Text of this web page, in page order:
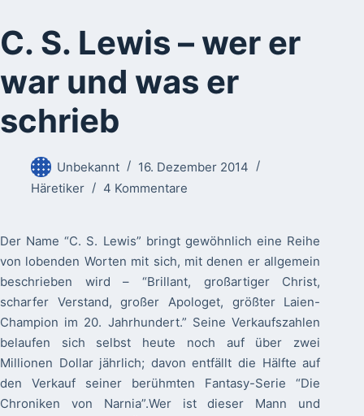
C. S. Lewis – wer er
war und was er
schrieb
Unbekannt
16. Dezember 2014
Häretiker
4 Kommentare
Der Name “C. S. Lewis” bringt gewöhnlich eine Reihe
von lobenden Worten mit sich, mit denen er allgemein
beschrieben wird – “Brillant, großartiger Christ,
scharfer Verstand, großer Apologet, größter Laien-
Champion im 20. Jahrhundert.” Seine Verkaufszahlen
belaufen sich selbst heute noch auf über zwei
Millionen Dollar jährlich; davon entfällt die Hälfte auf
den Verkauf seiner berühmten Fantasy-Serie “Die
Chroniken von Narnia”.Wer ist dieser Mann und